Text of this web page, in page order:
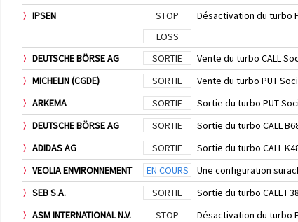
IPSEN
STOP
LOSS
Désactivation du turbo
DEUTSCHE BÖRSE AG SORTIE Vente du turbo CALL
MICHELIN (CGDE)
SORTIE Vente du turbo PUT
ARKEMA
SORTIE Sortie du turbo PUT
DEUTSCHE BÖRSE AG
SORTIE Sortie du turbo CALL
ADIDAS AG
SORTIE Sortie du turbo CALL
VEOLIA ENVIRONNEMENT
EN COURS Une configuration
SEB S.A.
SORTIE Sortie du turbo CALL
ASM INTERNATIONAL N.V.
STOP
Désactivation du turbo